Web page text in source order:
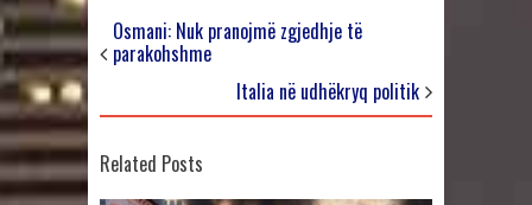
Osmani: Nuk pranojmë zgjedhje të
parakohshme
Italia në udhëkryq politik
Related Posts